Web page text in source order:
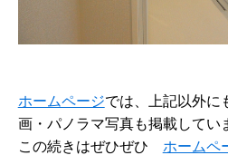
ホームページでは、上記以外に
画・パノラマ写真も掲載してい
この続きはぜひぜひ ホームペ